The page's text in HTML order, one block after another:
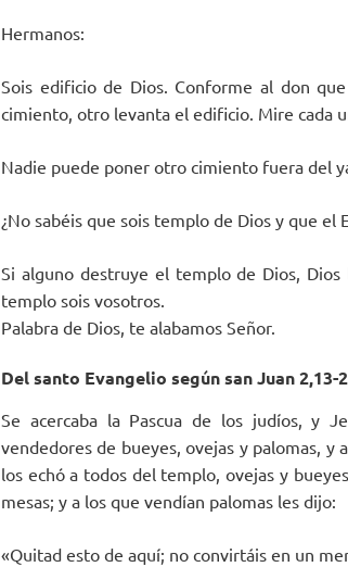
Hermanos:
Sois edificio de Dios. Conforme al don
cimiento, otro levanta el edificio. Mire cada
Nadie puede poner otro cimiento fuera del
¿No sabéis que sois templo de Dios y que el
Si alguno destruye el templo de Dios,
templo sois vosotros.
Palabra de Dios, te alabamos Señor.
Del santo Evangelio según san Juan 2,13-
Se acercaba la Pascua de los judíos, y
vendedores de bueyes, ovejas y palomas, y
los echó a todos del templo, ovejas y
mesas; y a los que vendían palomas les dijo:
«Quitad esto de aquí; no convirtáis en un